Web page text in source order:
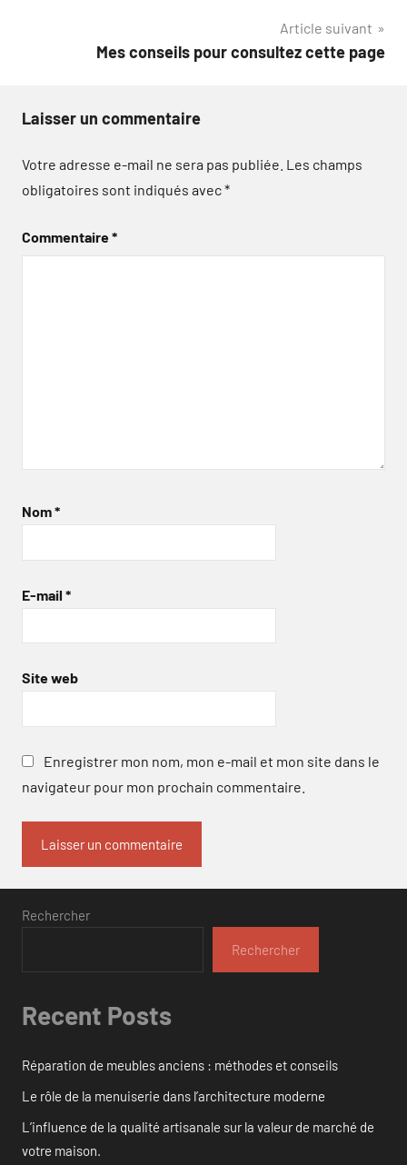
Article suivant
Mes conseils pour consultez cette page
Laisser un commentaire
Votre adresse e-mail ne sera pas publiée. Les champs
obligatoires sont indiqués avec*
Commentaire*
Nom*
E-mail *
Site web
Enregistrer mon nom, mon e-mail et mon site dans le
navigateur pour mon prochain commentaire.
Rechercher
Rechercher
Recent Posts
Réparation de meubles anciens : méthodes et conseils
Le rôle de la menuiserie dans l’architecture moderne
L’influence de la qualité artisanale sur la valeur de marché de
votre maison.